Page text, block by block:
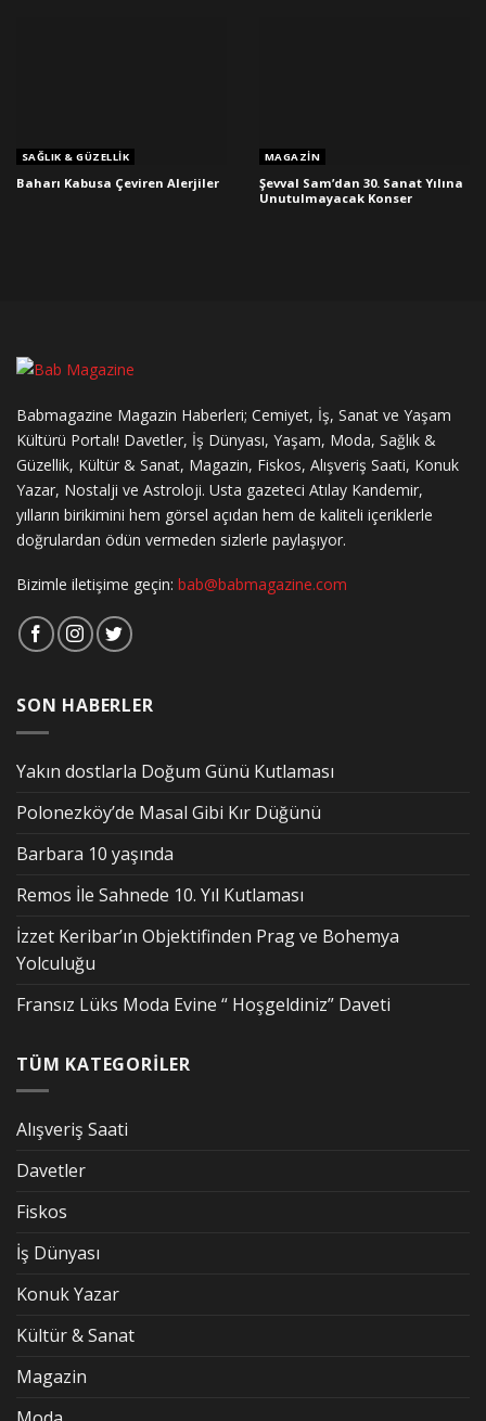
SAĞLIK & GÜZELLIK
Baharı Kabusa Çeviren Alerjiler
MAGAZIN
Şevval Sam’dan 30. Sanat Yılına
Unutulmayacak Konser
Babmagazine Magazin Haberleri; Cemiyet, İş, Sanat ve Yaşam
Kültürü Portalı! Davetler, İş Dünyası, Yaşam, Moda, Sağlık &
Güzellik, Kültür & Sanat, Magazin, Fiskos, Alışveriş Saati, Konuk
Yazar, Nostalji ve Astroloji. Usta gazeteci Atılay Kandemir,
yılların birikimini hem görsel açıdan hem de kaliteli içeriklerle
doğrulardan ödün vermeden sizlerle paylaşıyor.
Bizimle iletişime geçin: bab@babmagazine.com
SON HABERLER
Yakın dostlarla Doğum Günü Kutlaması
Polonezköy’de Masal Gibi Kır Düğünü
Barbara 10 yaşında
Remos İle Sahnede 10. Yıl Kutlaması
İzzet Keribar’ın Objektifinden Prag ve Bohemya
Yolculuğu
Fransız Lüks Moda Evine “ Hoşgeldiniz” Daveti
TÜM KATEGORİLER
Alışveriş Saati
Davetler
Fiskos
İş Dünyası
Konuk Yazar
Kültür & Sanat
Magazin